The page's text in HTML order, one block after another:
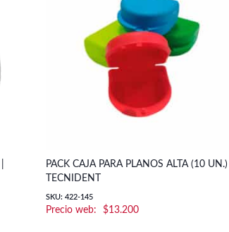
PACK CAJA PARA PLANOS ALTA (10 UN.) |
TECNIDENT
SKU: 422-145
$13.200